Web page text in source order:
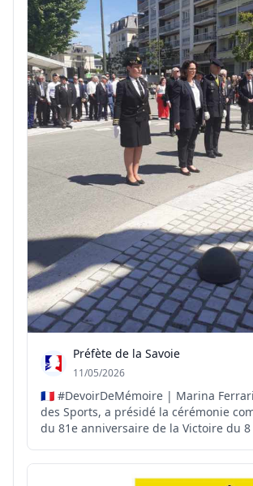
Préfète de la Savoie
11/05/2026
🇫🇷 #DevoirDeMémoire | Marina
des Sports, a présidé la cérémonie
du 81e anniversaire de la Victoire du 8
de la Savoie, aux côtés des élus, des
civiles et militaires ainsi que des